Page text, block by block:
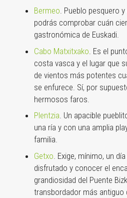
Bermeo. Pueblo pesquero
podrás comprobar cuán
gastronómica de Euskadi.
Cabo Matxitxako . Es el
costa vasca y el lugar que
de vientos más potentes
se enfurece. Sí, por
hermosos faros.
Plentzia. Un apacible
una ría y con una amplia
familia.
Getxo . Exige, mínimo, un
disfrutado y conocer el
grandiosidad del Puente
transbordador más antiguo